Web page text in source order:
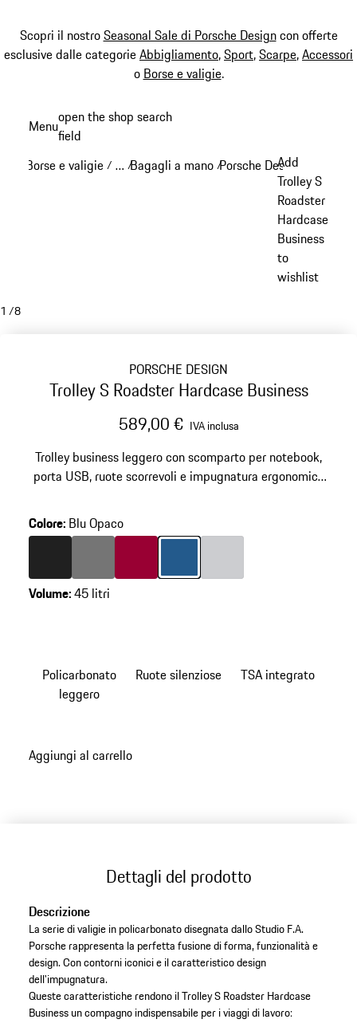
Scopri il nostroSeasonal Sale di Porsche Designcon offerte
esclusive dalle categorieAbbigliamento,Sport,Scarpe,Accessori
o Borse e valigie.
principale
Menuopen the shop search
field
Borse e valigie / …
Reveal collapsed breadcrumb items
/Bagagli a mano /Porsche Design bagagli
Add
Trolley S
Roadster
Hardcase
Business
to
wishlist
1 /8
PORSCHE DESIGN
Trolley S Roadster Hardcase Business
589,00 € IVA inclusa
Trolley business leggero con scomparto per notebook,
porta USB, ruote scorrevoli e impugnatura ergonomica
Colore: Blu Opaco
Colore
Nero Opaco
Colore Grigio Nardo
Colore Rosso Carminio
ColoreBlu Opaco
Colore
Volume:45 litri
Policarbonato
leggero
Ruote silenziose TSA integrato
Aggiungi al carrello
Dettagli del prodotto
Descrizione
La serie di valigie in policarbonato disegnata dallo Studio F.A.
Porsche rappresenta la perfetta fusione di forma, funzionalità e
design. Con contorni iconici e il caratteristico design
dell'impugnatura.
Queste caratteristiche rendono il Trolley S Roadster Hardcase
Business un compagno indispensabile per i viaggi di lavoro: